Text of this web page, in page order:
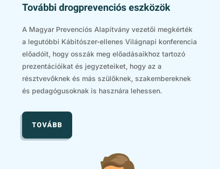
További drogprevenciós eszközök
A Magyar Prevenciós Alapítvány vezetői megkérték
a legutóbbi Kábitószer-ellenes Világnapi konferencia
előadóit, hogy osszák meg előadásaikhoz tartozó
prezentációikat és jegyzeteiket, hogy az a
résztvevőknek és más szülőknek, szakembereknek
és pedagógusoknak is hasznára lehessen.
TOVÁBB